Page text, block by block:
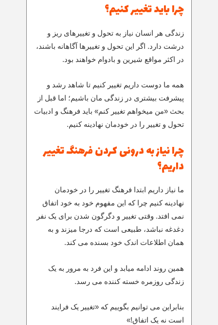
چرا باید تغییر کنیم؟
زندگی هر انسان نیاز به تحول و تغییرهای ریز و
درشت دارد. اگر این تحول و تغییرها آگاهانه باشند،
در اکثر مواقع شیرین و بادوام خواهند بود.
همه ما دوست داریم تغییر کنیم تا شاهد رشد و
پیشرفت بیشتری در زندگی مان باشیم؛ اما قبل از
بحث «من میخواهم تغییر کنم» باید فرهنگ و ادبیات
تحول و تغییر را در خودمان نهادینه کنیم.
چرا نیاز به درونی کردن فرهنگ تغییر
داریم؟
ما نیاز داریم ابتدا فرهنگ تغییر را در خودمان
نهادینه کنیم چرا که این مفهوم خود به خود اتفاق
نمی افتد. وقتی تغییر و دگرگون شدن برای یک نفر
دغدغه نباشد، طبیعی است که درجا میزند و به
همان اطلاعات اندک خود بسنده می کند.
همین روند ادامه میابد و این فرد به مرور به یک
زندگی روزمره خسته کننده می رسد.
بنابراین می توانیم بگوییم که «تغییر یک فرایند
است نه یک اتفاق!»